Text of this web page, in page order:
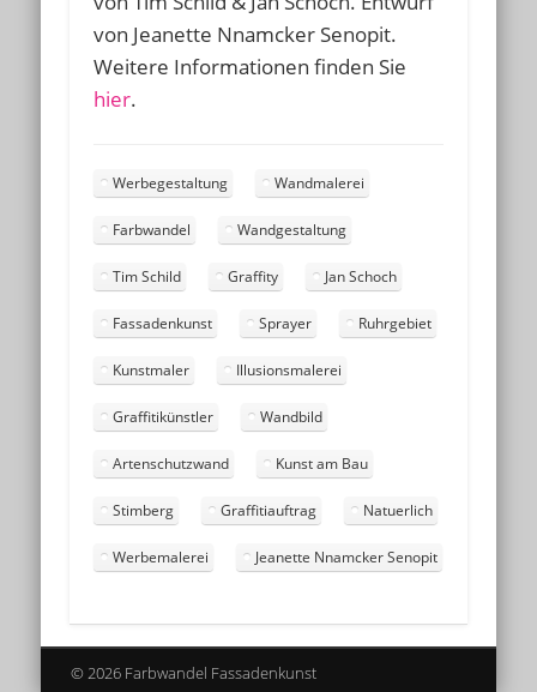
von Jeanette Nnamcker Senopit.
Weitere Informationen finden Sie
hier.
Werbegestaltung Wandmalerei
Farbwandel Wandgestaltung
Tim Schild Graffity Jan Schoch
Fassadenkunst Sprayer Ruhrgebiet
Kunstmaler Illusionsmalerei
Graffitikünstler Wandbild
Artenschutzwand Kunst am Bau
Stimberg Graffitiauftrag Natuerlich
Werbemalerei Jeanette Nnamcker Senopit
© 2026 Farbwandel Fassadenkunst